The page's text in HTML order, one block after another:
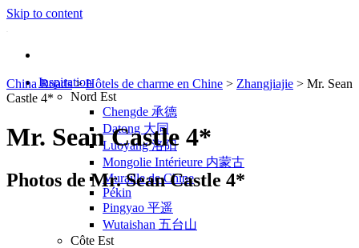
Skip to content
Inspiration
Nord Est
Chengde 承德
Datong 大同
Luoyang 洛阳
Mongolie Intérieure 内蒙古
Muraille de Chine
Pékin
Pingyao 平遥
Wutaishan 五台山
Côte Est
China Roads > Hôtels de charme en Chine > Zhangjiajie > Mr. Sean
Castle 4*
Mr. Sean Castle 4*
Photos de Mr. Sean Castle 4*